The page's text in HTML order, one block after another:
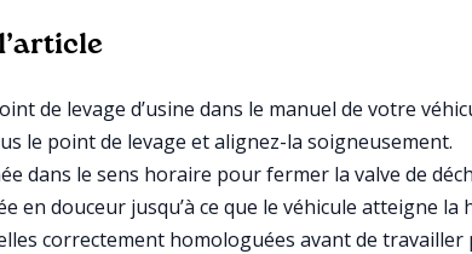
de levage d’usine dans le manuel de votre
le point de levage et alignez-la soigneusement.
dans le sens horaire pour fermer la valve de
en douceur jusqu’à ce que le véhicule atteigne la
correctement homologuées avant de